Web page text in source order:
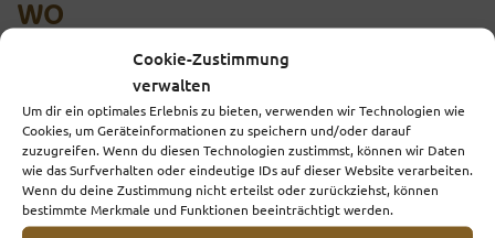
Cookie-Zustimmung
verwalten
Um dir ein optimales Erlebnis zu bieten, verwenden wir Technologien wie
Cookies, um Geräteinformationen zu speichern und/oder darauf
zuzugreifen. Wenn du diesen Technologien zustimmst, können wir Daten
wie das Surfverhalten oder eindeutige IDs auf dieser Website verarbeiten.
Wenn du deine Zustimmung nicht erteilst oder zurückziehst, können
bestimmte Merkmale und Funktionen beeinträchtigt werden.
WO
Planegger Straße, Bushaltestelle Kraillinger Weg
(Treffpunkt)
Planegger Straße, Bushaltestelle Kraillinger Weg,
München, 81241
VERANSTALTUNGSTYP